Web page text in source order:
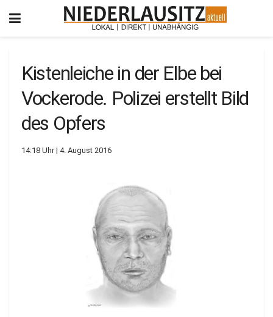
Kistenleiche in der Elbe bei
Vockerode. Polizei erstellt Bild
des Opfers
14:18 Uhr | 4. August 2016